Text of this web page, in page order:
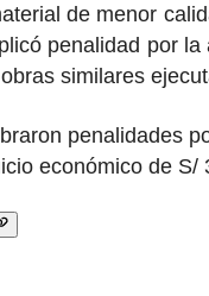
de menor
penalidad por
similares
penalidades
económico de S/